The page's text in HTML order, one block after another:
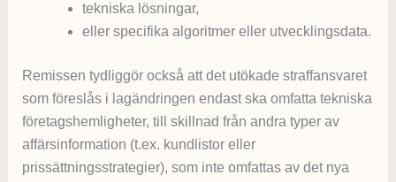
tekniska lösningar,
eller specifika algoritmer eller utvecklingsdata.
Remissen tydliggör också att det utökade straffansvaret
som föreslås i lagändringen endast ska omfatta tekniska
företagshemligheter, till skillnad från andra typer av
affärsinformation (t.ex. kundlistor eller
prissättningsstrategier), som inte omfattas av det nya